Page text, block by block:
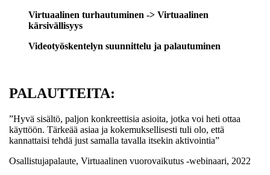
Virtuaalinen turhautuminen -> Virtuaalinen
kärsivällisyys
Videotyöskentelyn suunnittelu ja palautuminen
PALAUTTEITA:
”Hyvä sisältö, paljon konkreettisia asioita, jotka voi heti ottaa
käyttöön. Tärkeää asiaa ja kokemuksellisesti tuli olo, että
kannattaisi tehdä just samalla tavalla itsekin aktivointia”
Osallistujapalaute, Virtuaalinen vuorovaikutus -webinaari, 2022